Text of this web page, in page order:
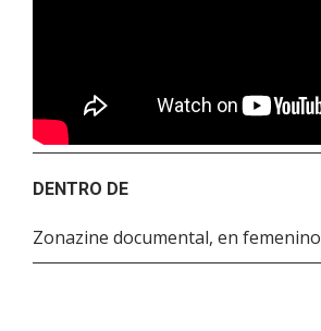
DENTRO DE
Zonazine documental, en femenino